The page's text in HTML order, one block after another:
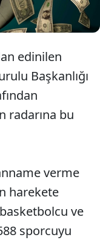
ödediği açıklandı.
edinilen
Başkanlığı
radarına bu
verme
harekete
ve
sporcuyu